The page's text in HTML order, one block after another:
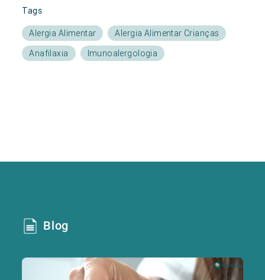
Tags
Alergia Alimentar
Alergia Alimentar Crianças
Anafilaxia
Imunoalergologia
Blog